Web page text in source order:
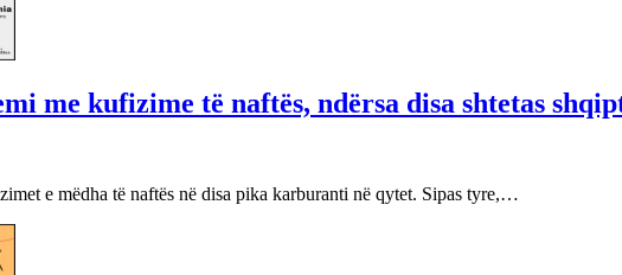
me kufizime të naftës, ndërsa disa shtetas
e mëdha të naftës në disa pika karburanti në qytet. Sipas tyre,…